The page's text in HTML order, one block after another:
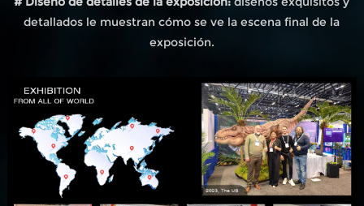
detallados le muestran cómo se ve la escena final de la
exposición.